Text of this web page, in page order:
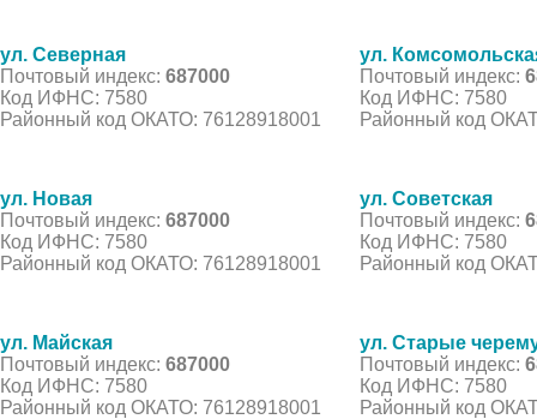
ул. Северная
Почтовый индекс: 687000
Код ИФНС: 7580
Районный код ОКАТО: 76128918001
ул.
Почтовый индекс:
Код ИФНС: 7580
Районный код
ул. Новая
Почтовый индекс: 687000
Код ИФНС: 7580
Районный код ОКАТО: 76128918001
ул. Советская
Почтовый индекс:
Код ИФНС: 7580
Районный код
ул. Майская
Почтовый индекс: 687000
Код ИФНС: 7580
Районный код ОКАТО: 76128918001
ул. Старые
Почтовый индекс:
Код ИФНС: 7580
Районный код